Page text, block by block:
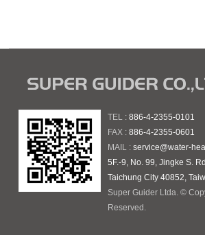
TEL :886-4-2355-0101
FAX :886-4-2355-0601
MAIL :service@water-
5F.-9, No. 99, Jingke S.
Taichung City 40852,
Super Guider Ltda. ©
Reserved.